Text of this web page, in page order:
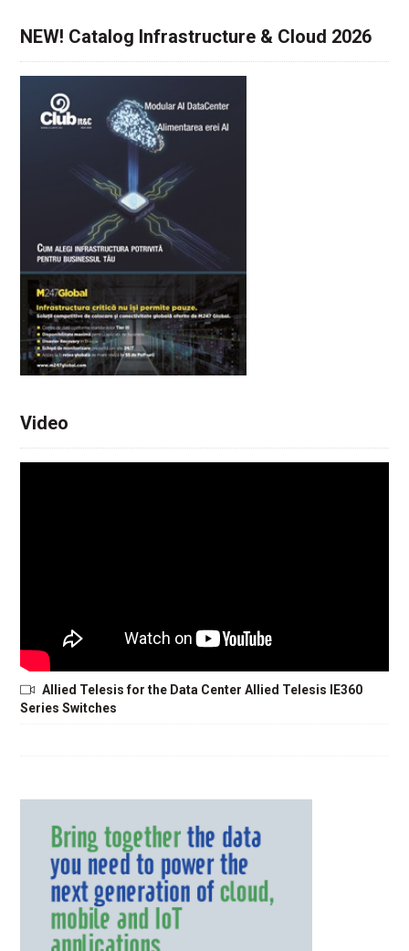
NEW! Catalog Infrastructure & Cloud 2026
Video
Allied Telesis for the Data Center Allied Telesis IE360
Series Switches